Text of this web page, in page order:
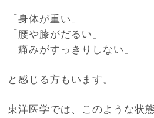
「身体が重い」
「腰や膝がだるい」
「痛みがすっきりしない」
と感じる方もいます。
東洋医学では、このような状